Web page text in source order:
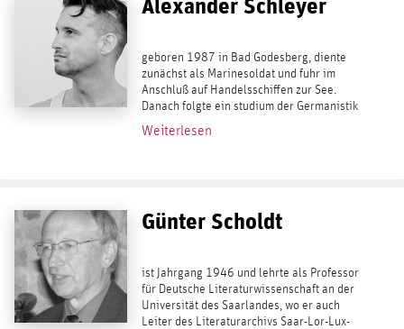
geboren 1987 in Bad Godesberg, diente
zunächst als Marinesoldat und fuhr im
Anschluß auf Handelsschiffen zur See.
Danach folgte ein studium der Germanistik
und Geographie in Bonn und Wien. Er lebt
als freier Autor und Flaneur in Wien. Er
Weiterlesen
Günter Scholdt
ist Jahrgang 1946 und lehrte als Professor
für Deutsche Literaturwissenschaft an der
Universität des Saarlandes, wo er auch
Leiter des Literaturarchivs Saar-Lor-Lux-